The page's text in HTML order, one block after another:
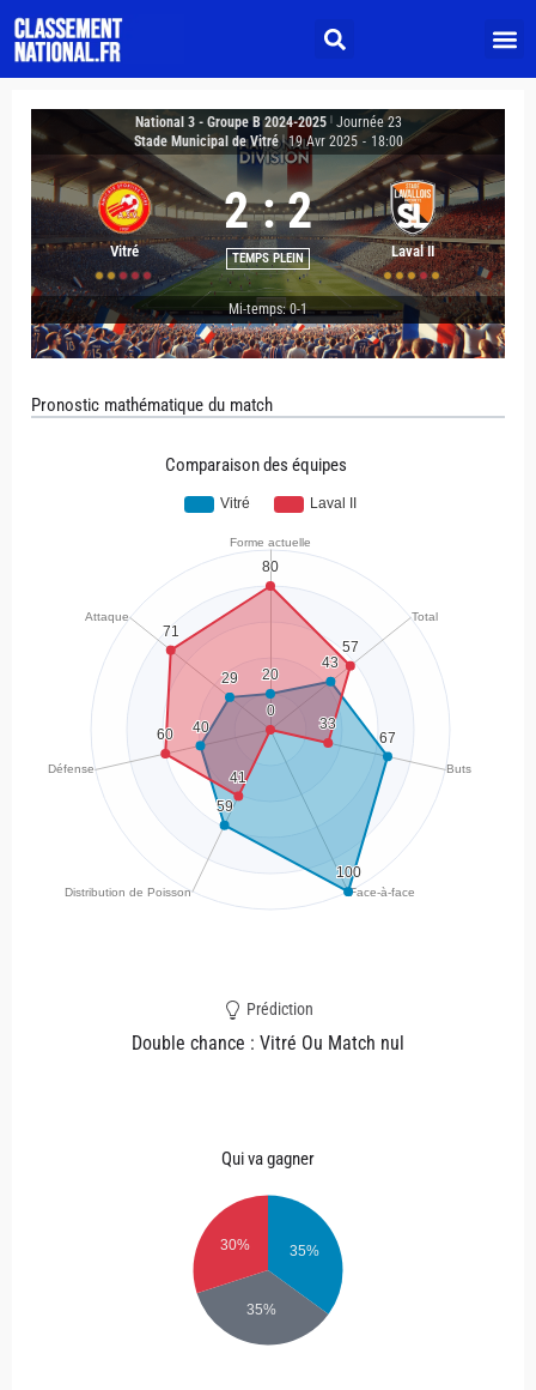
National 3 - Groupe B 2024-2025
Journée 23
Stade Municipal de Vitré 19 Avr 2025 - 18:00
Vitré
2 : 2
TEMPS PLEIN Laval II
Mi-temps: 0-1
Pronostic mathématique du match
Comparaison des équipes
Prédiction
Double chance : Vitré Ou Match nul
Qui va gagner